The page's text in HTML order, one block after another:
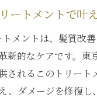
ートメントで叶
メントは、髪質改
新的なケアです。東
されるこのトリート
、ダメージを修復し